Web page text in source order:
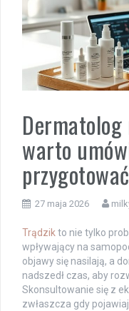
warto
27 maja 2026
Trądzik to nie tylko
wpływający na
objawy się nasilają, a
nadszedł czas, aby
Skonsultowanie się z
zwłaszcza gdy